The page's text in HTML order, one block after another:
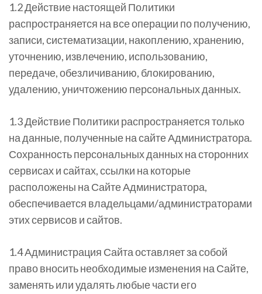
1.2 Действие настоящей Политики
распространяется на все операции по получению,
записи, систематизации, накоплению, хранению,
уточнению, извлечению, использованию,
передаче, обезличиванию, блокированию,
удалению, уничтожению персональных данных.
1.3 Действие Политики распространяется только
на данные, полученные на сайте Администратора.
Сохранность персональных данных на сторонних
сервисах и сайтах, ссылки на которые
расположены на Сайте Администратора,
обеспечивается владельцами/администраторами
этих сервисов и сайтов.
1.4 Администрация Сайта оставляет за собой
право вносить необходимые изменения на Сайте,
заменять или удалять любые части его